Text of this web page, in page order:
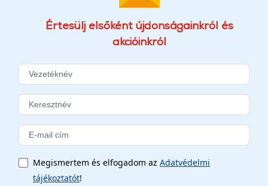
Értesülj elsőként újdonságainkról és
akcióinkról
Megismertem és elfogadom az Adatvédelmi
tájékoztatót!